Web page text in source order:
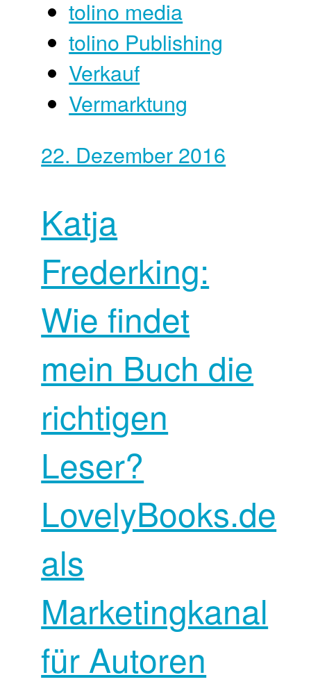
tolino media
tolino Publishing
Verkauf
Vermarktung
22. Dezember 2016
Katja
Frederking:
Wie findet
mein Buch die
richtigen
Leser?
LovelyBooks.de
als
Marketingkanal
für Autoren